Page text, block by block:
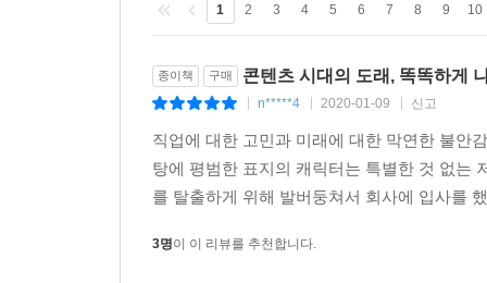
1 2 3 4 5 6 7 8 9 10
종이책 구매 콘텐츠 시대의 도래, 똑똑하게
n*****4 2020-01-09 신고
직업에 대한 고민과 미래에 대한 막연한 불안
탕에 평범한 표지의 캐릭터는 특별한 것 없는
를 탈출하게 위해 발버둥쳐서 회사에 입사를
3명이 이 리뷰를 추천합니다.